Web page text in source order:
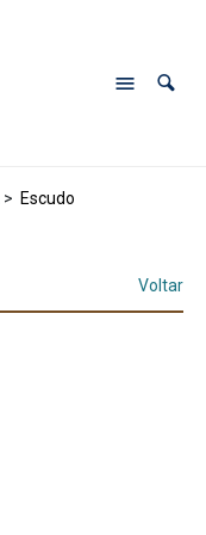
> Escudo
Voltar